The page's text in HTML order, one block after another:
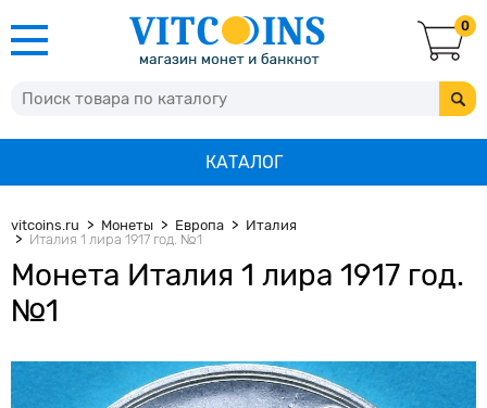
0
КАТАЛОГ
vitcoins.ru Монеты Европа
Италия
Италия 1 лира 1917 год. №1
Монета Италия 1 лира 1917 год.
№1